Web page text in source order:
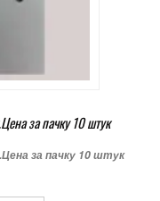
за пачку 10 штук
за пачку 10 штук